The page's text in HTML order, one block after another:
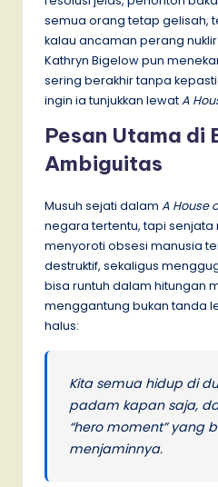
semua orang tetap gelisah,
kalau ancaman perang
Kathryn Bigelow pun
sering berakhir tanpa
ingin ia tunjukkan lewatA
Pesan Utama di
Ambiguitas
Musuh sejati dalam A House
negara tertentu, tapi senjata
menyoroti obsesi manusia
destruktif, sekaligus
bisa runtuh dalam hitungan
menggantung bukan tanda
halus:
Kita semua hidup di
padam kapan saja,
“hero moment” yang
menjaminnya.